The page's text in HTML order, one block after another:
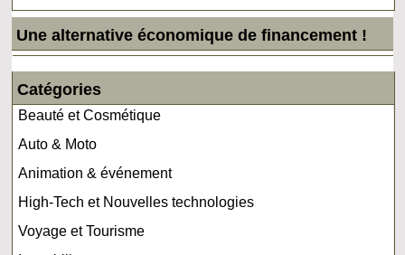
Une alternative économique de financement !
Catégories
Beauté et Cosmétique
Auto & Moto
Animation & événement
High-Tech et Nouvelles technologies
Voyage et Tourisme